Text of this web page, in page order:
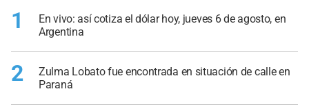
1
En vivo: así cotiza el dólar hoy, jueves 6 de agosto, en
Argentina
2
Zulma Lobato fue encontrada en situación de calle en
Paraná